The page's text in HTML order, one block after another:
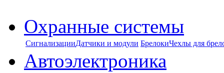
Охранные системы
СигнализацииДатчики и модули БрелокиЧехлы для
Автоэлектроника